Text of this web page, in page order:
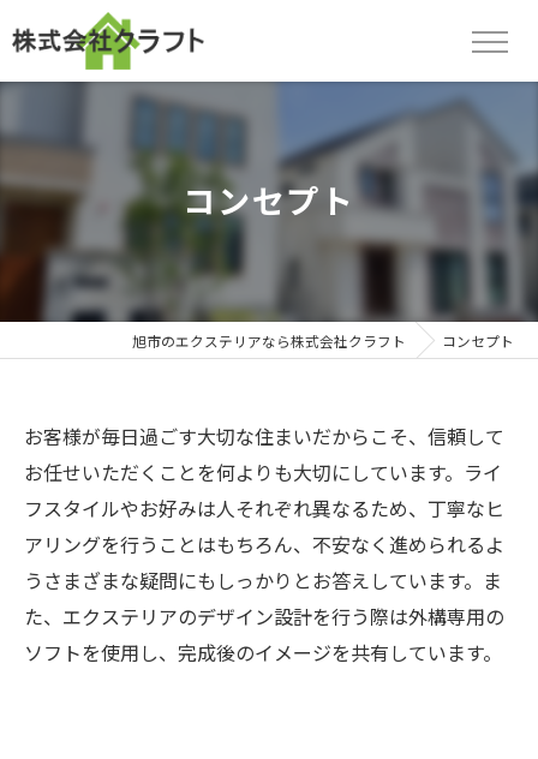
コンセプト
旭市のエクステリアなら株式会社クラフト コンセプト
お客様が毎日過ごす大切な住まいだからこそ、信頼して
お任せいただくことを何よりも大切にしています。ライ
フスタイルやお好みは人それぞれ異なるため、丁寧なヒ
アリングを行うことはもちろん、不安なく進められるよ
うさまざまな疑問にもしっかりとお答えしています。ま
た、エクステリアのデザイン設計を行う際は外構専用の
ソフトを使用し、完成後のイメージを共有しています。